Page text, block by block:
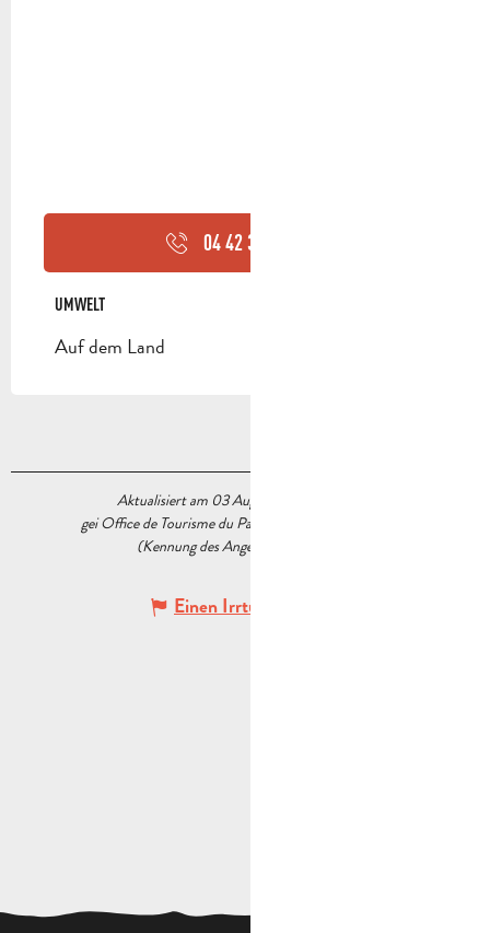
04 42 32 63
UMWELT
UMWELT
Auf dem Land
Aktualisiert am 03 August 2026 Um 14:16
gei Office de Tourisme du Pays d’Aubagne et de l’Étoile
(Kennung des Angebots :
Einen Irrtum angeben